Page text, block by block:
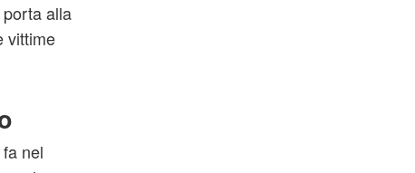
alla
vittime
nel